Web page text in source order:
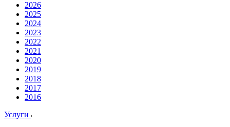
2026
2025
2024
2023
2022
2021
2020
2019
2018
2017
2016
Услуги